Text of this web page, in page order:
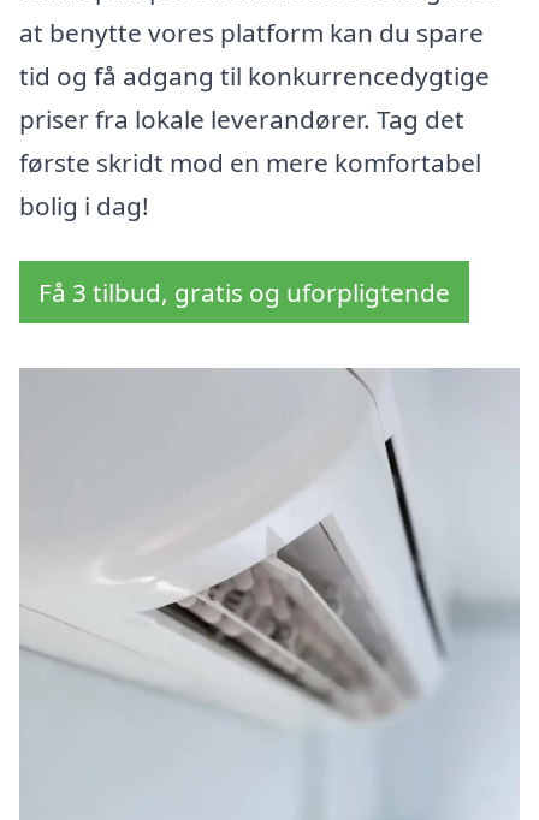
at benytte vores platform kan du spare
tid og få adgang til konkurrencedygtige
priser fra lokale leverandører. Tag det
første skridt mod en mere komfortabel
bolig i dag!
Få 3 tilbud, gratis og uforpligtende